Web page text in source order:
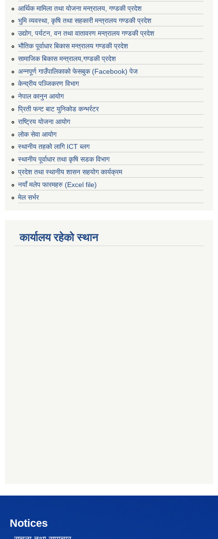
आर्थिक मामिला तथा योजना मन्त्रालय, गण्डकी प्रदेश
भुमि व्यवस्था, कृषि तथा सहकारी मन्त्रालय गण्डकी प्रदेश
उद्योग, पर्यटन, वन तथा वातावरण मन्त्रालय गण्डकी प्रदेश
भौतिक पूर्वाधार बिकास मन्त्रालय गण्डकी प्रदेश
सामाजिक बिकास मन्त्रालय,गण्डकी प्रदेश
अन्नपूर्ण गाउँपालिकाको फेसबुक (Facebook) पेज
केन्द्रीय पञ्जिकरण विभाग
नेपाल कानुन आयोग
प्रिती फन्ट बाट युनिकोड कन्भर्रटर
राष्ट्रिय योजना आयोग
लोक सेवा आयोग
स्थानीय तहको लागि ICT ब्लग
स्थानीय पूर्वाधार तथा कृषि सडक विभाग
प्रदेश तथा स्थानीय शासन सहयोग कार्यक्रम
नयाँ मलेप फारमहरु (Excel file)
मेल सर्भर
कार्यालय रहेको स्थान
Notices